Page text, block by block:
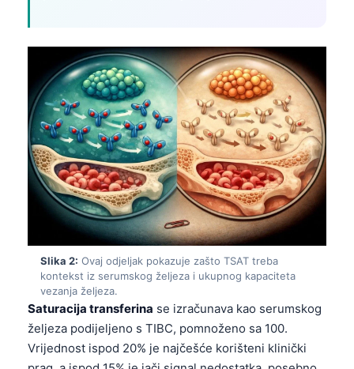
Slika 2: Ovaj odjeljak pokazuje zašto TSAT treba
kontekst iz serumskog željeza i ukupnog kapaciteta
vezanja željeza.
Saturacija transferina se izračunava kao serumskog
željeza podijeljeno s TIBC, pomnoženo sa 100.
Vrijednost ispod 20% je najčešće korišteni klinički